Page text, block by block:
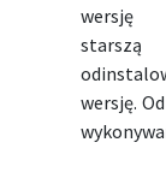
wersję
starszą
wersję.